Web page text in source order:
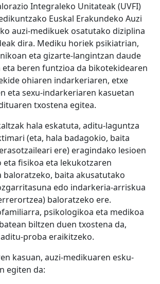
Integraleko Unitateak (UVFI)
Euskal Erakundeko Auzi
auzi-medikuek osatutako diziplina
dira. Mediku horiek psikiatrian,
eta gizarte-langintzan daude
eta beren funtzioa da bikotekidearen
ohiaren indarkeriaren, etxe
eta sexu-indarkeriaren kasuetan
txostena egitea.
hala eskatuta, aditu-laguntza
(eta, hala badagokio, baita
ere) eragindako lesioen
eta fisikoa eta lekukotzaren
baloratzeko, baita akusatutako
edo indarkeria-arriskua
baloratzeko ere.
psikologikoa eta medikoa
biltzen duen txostena da,
proba eraikitzeko.
kasuan, auzi-medikuaren esku-
egiten da: